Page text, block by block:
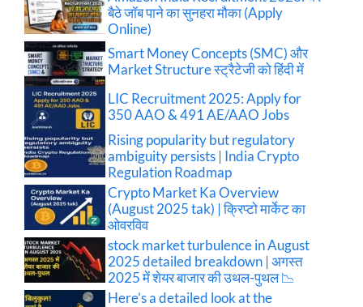
बैठे जॉब पाने का सुनहरा मौका (Apply
Online)
Smart Money Concepts (SMC) और
Market Structure स्ट्रैटेजी को हिंदी में
LIC Recruitment 2025: Apply for
350 AAO & 491 AE/AAO Jobs
Rising popularity but regulatory
ambiguity persists | India Crypto
Regulation Roadmap
Crypto Market Ka Overview
(August 2025 tak) | क्रिप्टो मार्केट का
ओवरविव
stock market turbulence in August
2025 detailed breakdown | अगस्त
2025 में शेयर बाजार की उथल-पुथल 📉
Here’s a detailed look at the